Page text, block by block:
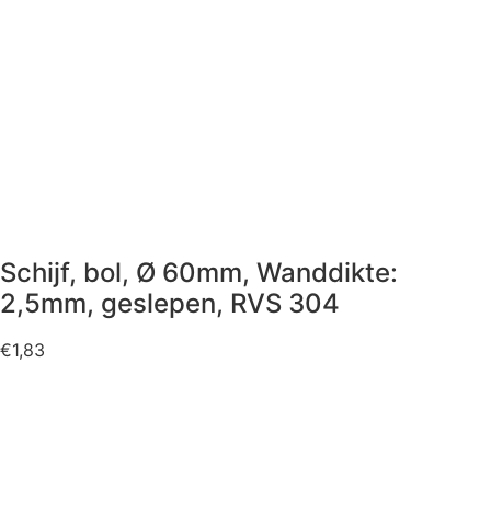
Schijf, bol, Ø 60mm, Wanddikte:
2,5mm, geslepen, RVS 304
€1,83